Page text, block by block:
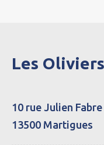
Les
10 rue Julien Fabre
13500 Martigues